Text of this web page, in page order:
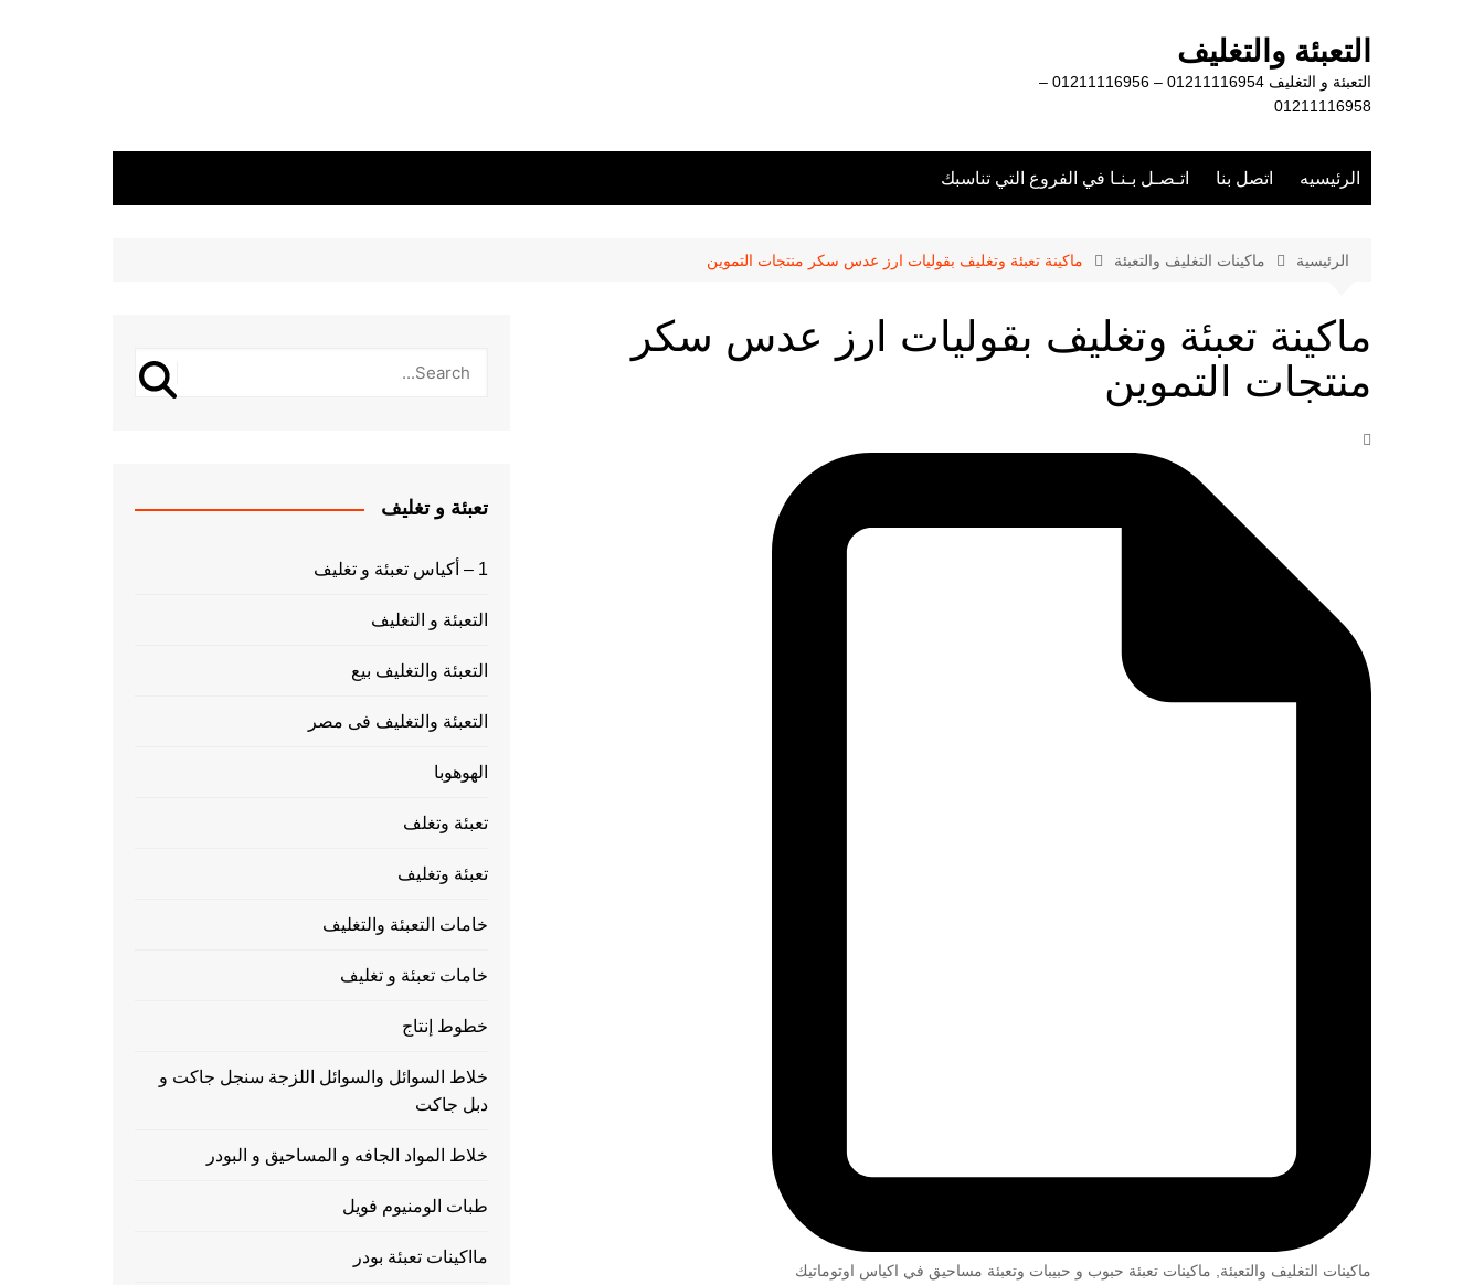
التعبئة والتغليف
التعبئة و التغليف 01211116954 – 01211116956 –
01211116958
الرئيسيه اتصل بنا اتـصـل بـنـا في الفروع التي تناسبك
الرئيسية ماكينات التغليف والتعبئة ماكينة تعبئة وتغليف بقوليات ارز عدس سكر منتجات التموين
ماكينة تعبئة وتغليف بقوليات ارز عدس سكر
منتجات التموين
ماكينات التغليف والتعبئة ماكينات تعبئة حبوب و حبيبات وتعبئة مساحيق في اكياس اوتوماتيك
تعبئة و تغليف
1 – أكياس تعبئة و تغليف
التعبئة و التغليف
التعبئة والتغليف بيع
التعبئة والتغليف فى مصر
الهوهوبا
تعبئة وتغلف
تعبئة وتغليف
خامات التعبئة والتغليف
خامات تعبئة و تغليف
خطوط إنتاج
خلاط السوائل والسوائل اللزجة سنجل جاكت و
دبل جاكت
خلاط المواد الجافه و المساحيق و البودر
طبات الومنيوم فويل
مااكينات تعبئة بودر